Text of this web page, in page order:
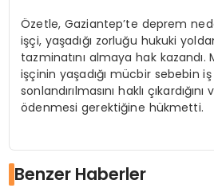
Özetle, Gaziantep’te deprem
işçi, yaşadığı zorluğu hukuki
tazminatını almaya hak kazandı.
işçinin yaşadığı mücbir sebebin
sonlandırılmasını haklı
ödenmesi gerektiğine hükmetti.
Benzer Haberler